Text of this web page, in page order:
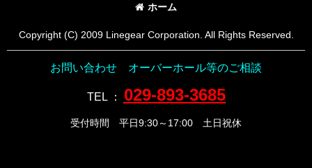
ホーム
Copyright (C) 2009 Linegear Corporation. All Rights Reserved.
お問い合わせ オーバーホール等のご相談
TEL： 029-893-3685
受付時間 平日9:30～17:00 土日祝休